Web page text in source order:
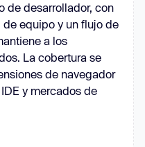
de desarrollador, con
equipo y un flujo de
a los
La cobertura se
de navegador
y mercados de